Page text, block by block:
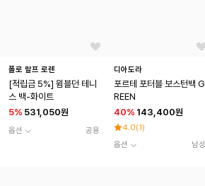
폴로 랄프 로렌
[적립금 5%] 윔블던 테니
스 백-화이트
5% 531,050원
옵션 공용
디아도라
포르테 포터블 보스턴백 G
REEN
40% 143,400원
4.0(1)
옵션
남성